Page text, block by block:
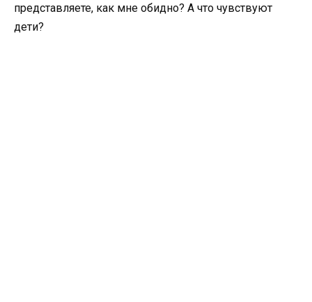
представляете, как мне обидно? А что чувствуют
дети?